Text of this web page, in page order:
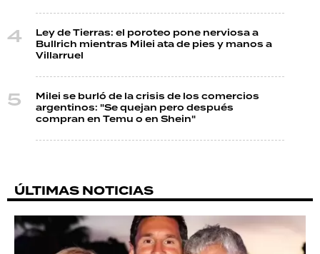
Ley de Tierras: el poroteo pone nerviosa a
Bullrich mientras Milei ata de pies y manos a
Villarruel
Milei se burló de la crisis de los comercios
argentinos: "Se quejan pero después
compran en Temu o en Shein"
ÚLTIMAS NOTICIAS